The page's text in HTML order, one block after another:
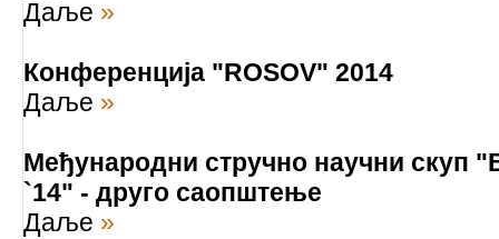
Даље »
Конференција "ROSOV" 2014
Даље »
Међународни стручно научни скуп
`14" - друго саопштење
Даље »